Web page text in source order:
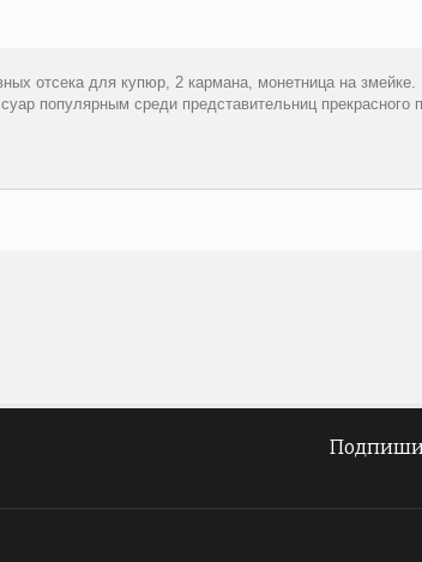
отсека для купюр, 2 кармана, монетница на
популярным среди представительниц